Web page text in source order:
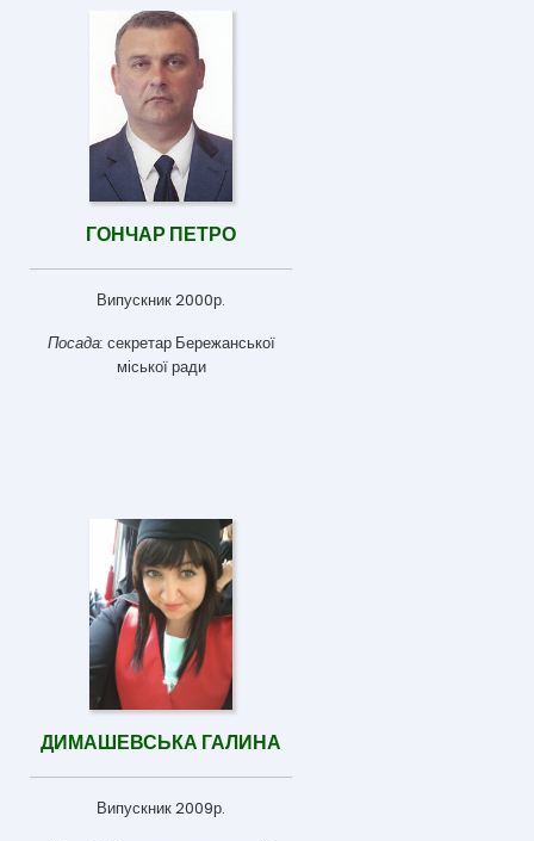
ГОНЧАР ПЕТРО
Випускник 2000р.
Посада: секретар Бережанської
міської ради
ДИМАШЕВСЬКА ГАЛИНА
Випускник 2009р.